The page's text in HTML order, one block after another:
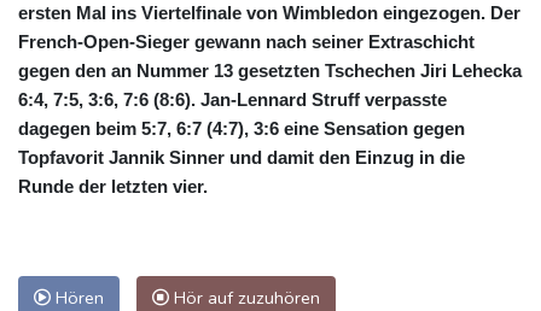
ersten Mal ins Viertelfinale von Wimbledon eingezogen. Der
French-Open-Sieger gewann nach seiner Extraschicht
gegen den an Nummer 13 gesetzten Tschechen Jiri Lehecka
6:4, 7:5, 3:6, 7:6 (8:6). Jan-Lennard Struff verpasste
dagegen beim 5:7, 6:7 (4:7), 3:6 eine Sensation gegen
Topfavorit Jannik Sinner und damit den Einzug in die
Runde der letzten vier.
Hören Hör auf zuzuhören